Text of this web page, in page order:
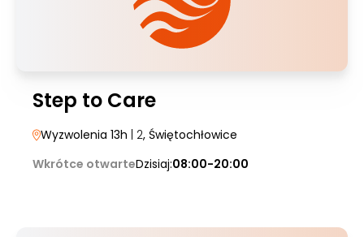
Step to Care
Wyzwolenia 13h | 2, Świętochłowice
Wkrótce otwarteDzisiaj:08:00-20:00